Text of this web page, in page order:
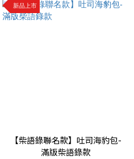
新品上市
【柴語錄聯名款】吐司海豹包-
滿版柴語錄款